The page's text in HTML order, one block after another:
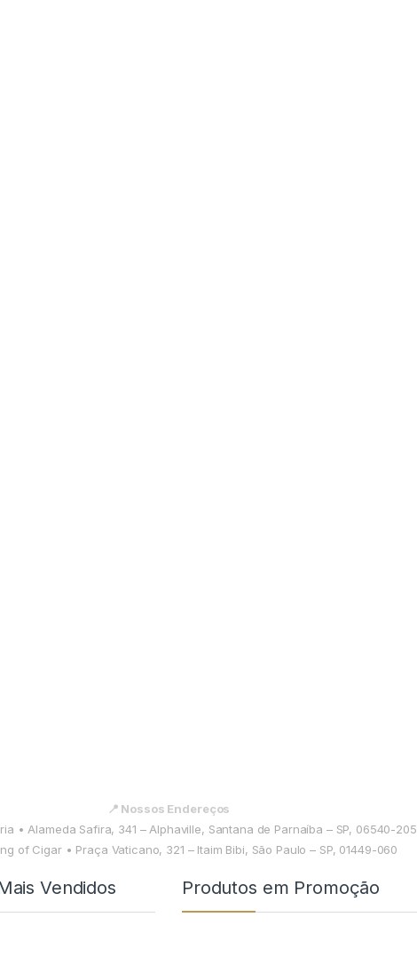
📍 Nossos Endereços
• Alameda Safira, 341 – Alphaville, Santana de Parnaíba – SP, 06540-205
of Cigar • Praça Vaticano, 321 – Itaim Bibi, São Paulo – SP, 01449-060
Vendidos Produtos em Promoção